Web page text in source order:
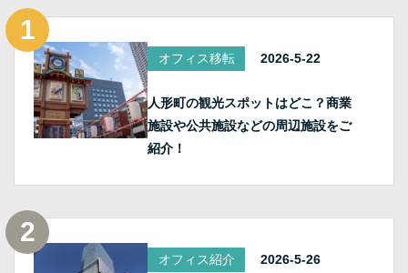
オフィス移転 2026-5-22
人形町の観光スポットはどこ？商業
施設や公共施設などの周辺施設をご
紹介！
オフィス紹介 2026-5-26